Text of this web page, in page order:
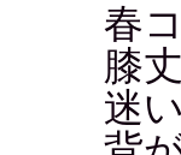
春
膝
迷